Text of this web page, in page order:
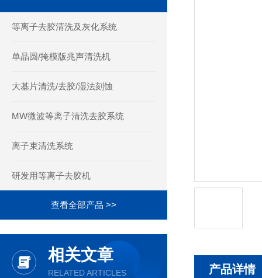
等离子去胶清洗及灰化系统
单晶圆/掩模版兆声清洗机
大基片清洗/去胶/湿法刻蚀
MW微波等离子清洗去胶系统
离子束清洗系统
研发用等离子去胶机
查看全部产品 >>
相关文章
RELATED ARTICLES 产品详情